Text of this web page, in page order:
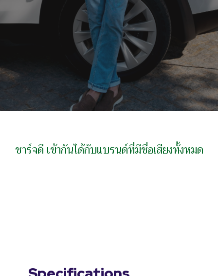
ชาร์จดี เข้ากันได้กับแบรนด์ที่มีชื่อเสียงทั้งหมด